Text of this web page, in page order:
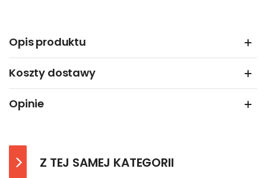
Opis produktu
Koszty dostawy
Opinie
Z TEJ SAMEJ KATEGORII